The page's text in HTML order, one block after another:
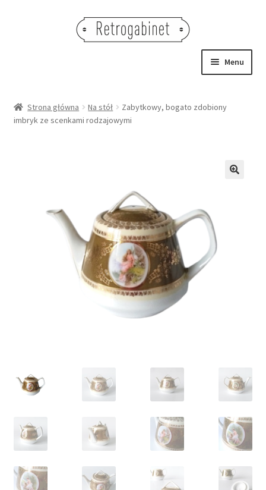
Menu
OBRAZY
OŚWIETLENIE
Strona główna Na stół
Zabytkowy, bogato zdobiony
imbryk ze scenkami rodzajowymi